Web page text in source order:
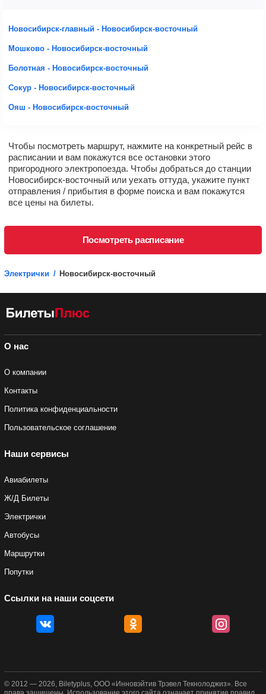
Новосибирск-главный - Новосибирск-восточный
Мошково - Новосибирск-восточный
Болотная - Новосибирск-восточный
Сокур - Новосибирск-восточный
Ояш - Новосибирск-восточный
Чтобы посмотреть маршрут, нажмите на конкретный рейс в
расписании и вам покажутся все остановки этого
пригородного электропоезда. Чтобы добраться до станции
Новосибирск-восточный или уехать оттуда, укажите пункт
отправления / прибытия в форме поиска и вам покажутся
все цены на билеты.
Посмотреть расписание
Электрички Новосибирск-восточный
О нас
О компании
Контакты
Политика конфиденциальности
Пользовательское соглашение
Наши сервисы
Авиабилеты
Ж/Д Билеты
Электрички
Автобусы
Маршрутки
Попутки
Ссылки на наши соцсети
© 2012 — 2026, Biletyplus, ООО «Инновэйтив Трэвел Текнолоджиз». Все